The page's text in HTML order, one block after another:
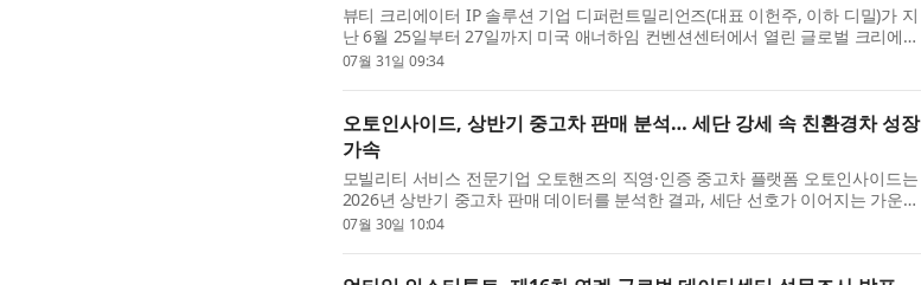
뷰티 크리에이터 IP 솔루션 기업 디퍼런트밀리언즈(대표 이헌주, 이하 디밀)가 지
난 6월 25일부터 27일까지 미국 애너하임 컨벤션센터에서 열린 글로벌 크리에이
터 축제 ‘비드콘(VidCon) 2026’에서 운영한 K뷰티 공식 공간 ‘밀리언즈 서울
07월 31일 09:34
오토인사이드, 상반기 중고차 판매 분석… 세단 강세 속 친환경차 성장
가속
모빌리티 서비스 전문기업 오토핸즈의 직영·인증 중고차 플랫폼 오토인사이드는
2026년 상반기 중고차 판매 데이터를 분석한 결과, 세단 선호가 이어지는 가운데
친환경차 판매 확대 흐름이 두드러졌다고 30일 밝혔다. 특히 전기차 판매는 전년
07월 30일 10:04